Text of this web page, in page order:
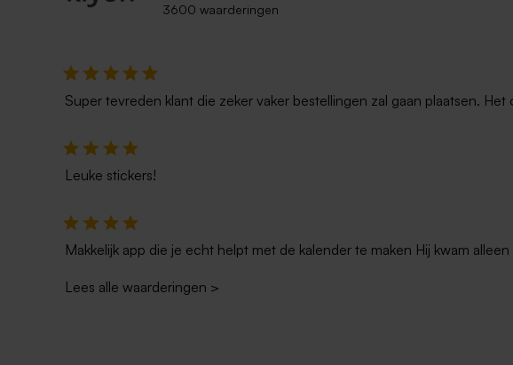
3600 waarderingen
Super tevreden klant die zeker vaker bestellingen zal gaan plaatsen.
Leuke stickers!
Makkelijk app die je echt helpt met de kalender te maken Hij kwam
Lees alle waarderingen >